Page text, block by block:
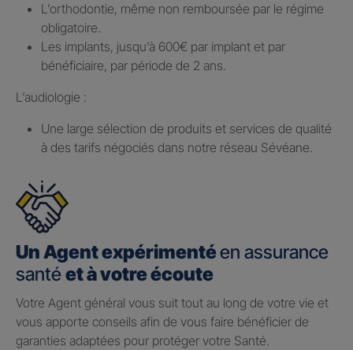
L’orthodontie, même non remboursée par le régime
obligatoire.​
Les implants, jusqu’à 600€ par implant et par
bénéficiaire, par période de 2 ans.
L’audiologie :
Une large sélection de produits et services de qualité
à des tarifs négociés dans notre réseau Sévéane.
Un Agent expérimentéen assurance
santé et à votre écoute
Votre Agent général vous suit tout au long de votre vie et
vous apporte conseils afin de vous faire bénéficier de
garanties adaptées pour protéger votre Santé.​